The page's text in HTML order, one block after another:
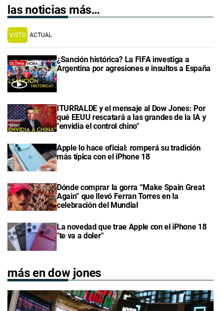
las noticias más…
VISTO ACTUAL
¿Sanción histórica? La FIFA investiga a
Argentina por agresiones e insultos a España
ITURRALDE y el mensaje al Dow Jones: Por
qué EEUU rescatará a las grandes de la IA y
"envidia el control chino"
Apple lo hace oficial: romperá su tradición
más típica con el iPhone 18
Dónde comprar la gorra “Make Spain Great
Again” que llevó Ferran Torres en la
celebración del Mundial
La novedad que trae Apple con el iPhone 18
"te va a doler"
más en dow jones